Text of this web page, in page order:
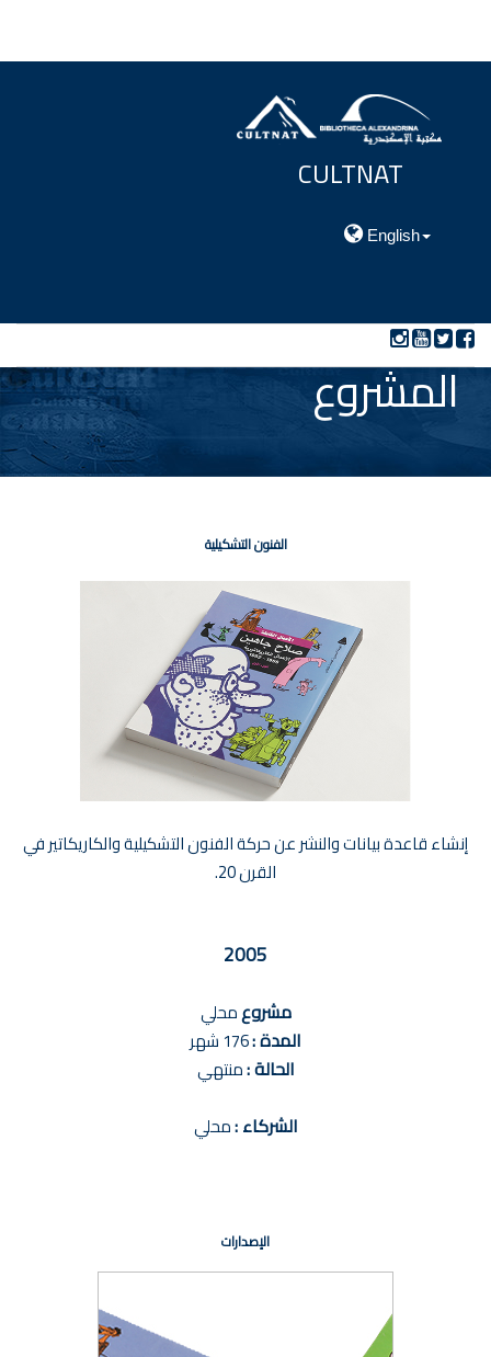
CULTNAT
English
المشروع
الفنون التشكيلية
إنشاء قاعدة بيانات والنشر عن حركة الفنون التشكيلية والكاريكاتير في
القرن 20.
2005
مشروعمحلي
المدة :176 شهر
الحالة :منتهي
الشركاء :محلي
الإصدارات